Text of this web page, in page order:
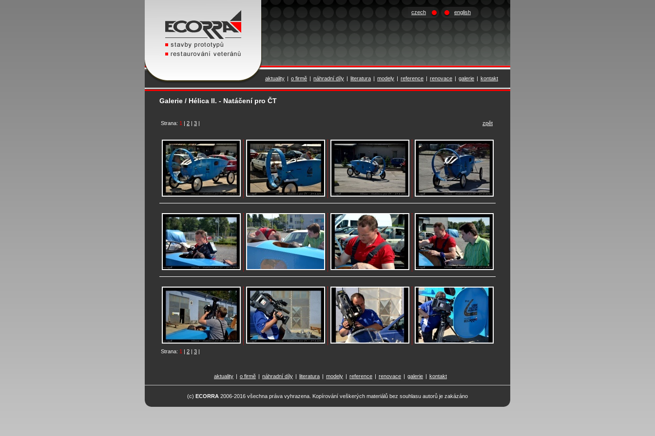
czech english
aktuality | o firmě | náhradní díly | literatura | modely | reference | renovace | galerie | kontakt
Galerie / Hélica II. - Natáčení pro ČT
Strana: 1 | 2 | 3 | zpět
Strana: 1 | 2 | 3 |
aktuality | o firmě | náhradní díly | literatura | modely | reference | renovace | galerie | kontakt
(c) ECORRA 2006-2016 všechna práva vyhrazena. Kopírování veškerých materiálů bez souhlasu autorů je zakázáno